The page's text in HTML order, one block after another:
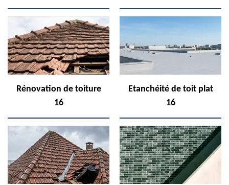
Rénovation de toiture
16
Etanchéité de toit plat
16